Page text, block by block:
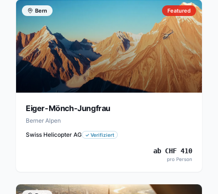
Bern Featured
Eiger-Mönch-Jungfrau
Berner Alpen
Swiss Helicopter AG
✓ Verifiziert
ab CHF 410
pro Person